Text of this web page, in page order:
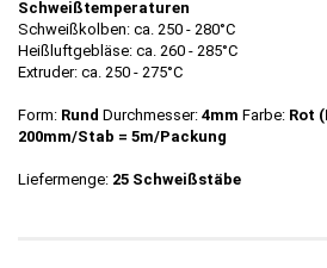
Schweißtemperaturen
Schweißkolben: ca. 250 - 280°C
Heißluftgebläse: ca. 260 - 285°C
Extruder: ca. 250 - 275°C
Form: Rund Durchmesser: 4mm Farbe: Rot
200mm/Stab = 5m/Packung
Liefermenge: 25 Schweißstäbe